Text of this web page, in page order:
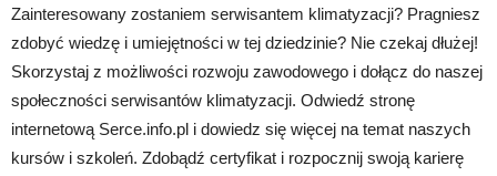
Zainteresowany zostaniem serwisantem klimatyzacji? Pragniesz
zdobyć wiedzę i umiejętności w tej dziedzinie? Nie czekaj dłużej!
Skorzystaj z możliwości rozwoju zawodowego i dołącz do naszej
społeczności serwisantów klimatyzacji. Odwiedź stronę
internetową Serce.info.pl i dowiedz się więcej na temat naszych
kursów i szkoleń. Zdobądź certyfikat i rozpocznij swoją karierę